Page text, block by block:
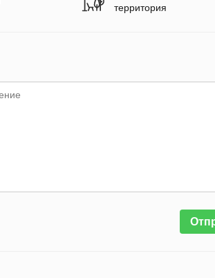
территория